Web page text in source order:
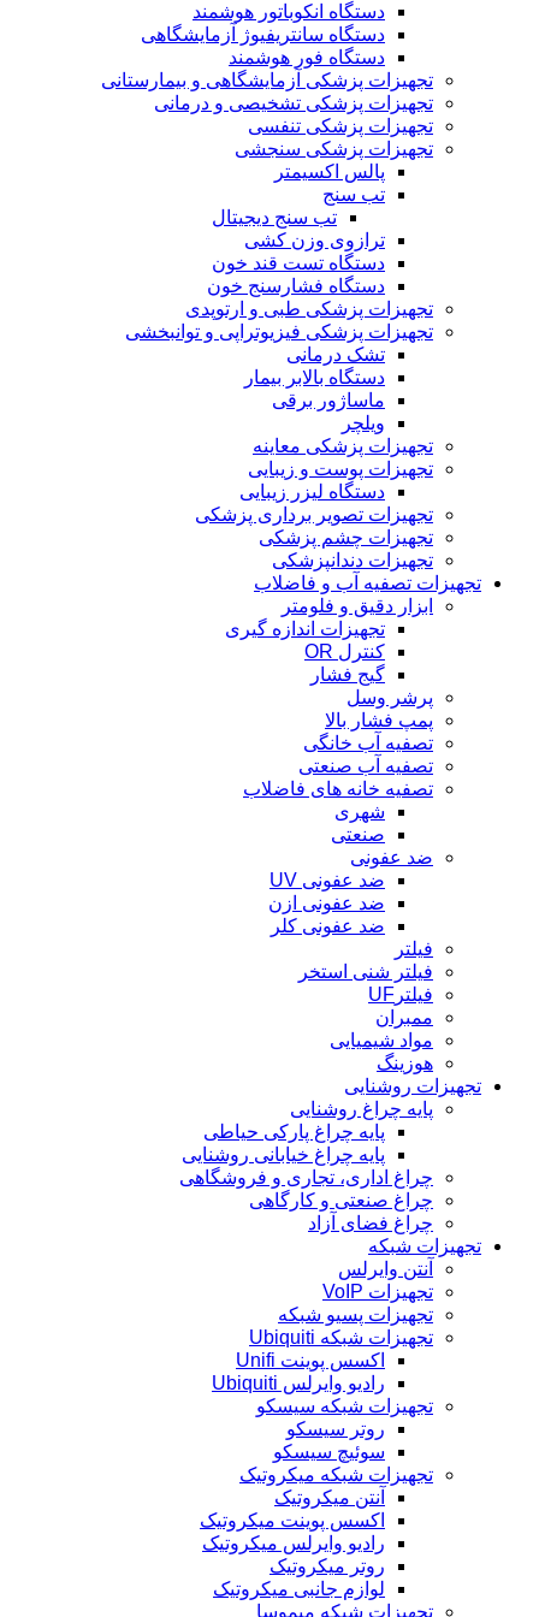
دستگاه انکوباتور هوشمند
دستگاه سانتریفیوژ آزمایشگاهی
دستگاه فور هوشمند
تجهیزات پزشکی آزمایشگاهی و بیمارستانی
تجهیزات پزشکی تشخیصی و درمانی
تجهیزات پزشکی تنفسی
تجهیزات پزشکی سنجشی
پالس اکسیمتر
تب سنج
تب سنج دیجیتال
ترازوی وزن کشی
دستگاه تست قند خون
دستگاه فشارسنج خون
تجهیزات پزشکی طبی و ارتوپدی
تجهیزات پزشکی فیزیوتراپی و توانبخشی
تشک درمانی
دستگاه بالابر بیمار
ماساژور برقی
ویلچر
تجهیزات پزشکی معاینه
تجهیزات پوست و زیبایی
دستگاه لیزر زیبایی
تجهیزات تصویر برداری پزشکی
تجهیزات چشم پزشکی
تجهیزات دندانپزشکی
تجهیزات تصفیه آب و فاضلاب
ابزار دقیق و فلومتر
تجهیزات اندازه گیری
کنترل OR
گیج فشار
پرشر وسل
پمپ فشار بالا
تصفیه آب خانگی
تصفیه آب صنعتی
تصفیه خانه های فاضلاب
شهری
صنعتی
ضد عفونی
ضد عفونی UV
ضد عفونی ازن
ضد عفونی کلر
فیلتر
فیلتر شنی استخر
فیلترUF
ممبران
مواد شیمیایی
هوزینگ
تجهیزات روشنایی
پایه چراغ روشنایی
پایه چراغ پارکی حیاطی
پایه چراغ خیابانی روشنایی
چراغ اداری، تجاری و فروشگاهی
چراغ صنعتی و کارگاهی
چراغ فضای آزاد
تجهیزات شبکه
آنتن وایرلس
تجهیزات VoIP
تجهیزات پسیو شبکه
تجهیزات شبکه Ubiquiti
اکسس پوینت Unifi
رادیو وایرلس Ubiquiti
تجهیزات شبکه سیسکو
روتر سیسکو
سوئیچ سیسکو
تجهیزات شبکه میکروتیک
آنتن میکروتیک
اکسس پوینت میکروتیک
رادیو وایرلس میکروتیک
روتر میکروتیک
لوازم جانبی میکروتیک
تجهیزات شبکه میموسا